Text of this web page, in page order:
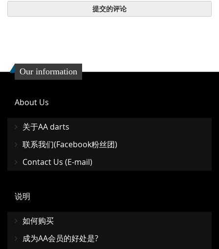
提交的评论
Our information
About Us
关于AA darts
联系我们(Facebook粉丝团)
Contact Us (E-mail)
说明
如何购买
成为AA会员的好处是?